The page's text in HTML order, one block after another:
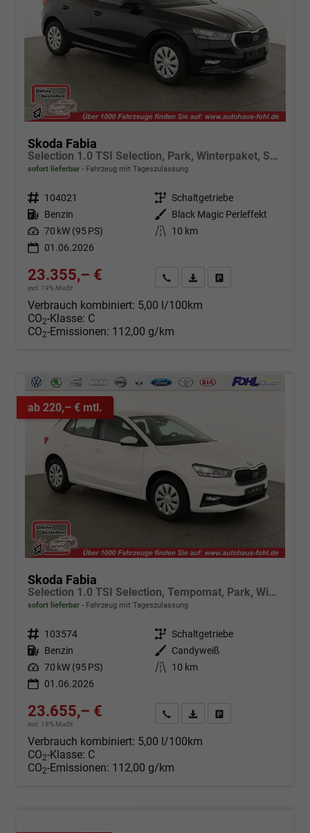
Skoda Fabia
Selection 1.0 TSI Selection, Park, Winterpaket, SmartLink, 4 J.-Garantie
sofort lieferbar Fahrzeug mit Tageszulassung
Fahrzeugnr. 104021 Getriebe Schaltgetriebe
Kraftstoff Benzin Außenfarbe
Black Magic Perleffekt
Leistung 70 kW (95 PS) Kilometerstand
10 km
01.06.2026
23.355,– €
incl. 19% MwSt.
Angebot anfordern
Fahrzeugexpose (PDF)
Verbrauch kombiniert: 5,00 l/100km
CO2-Klasse: C
CO2-Emissionen: 112,00 g/km
ab 220,– € mtl.
Skoda Fabia
Selection 1.0 TSI Selection, Tempomat, Park, Winterpaket, SmartLink, 4 J.-Garantie
sofort lieferbar Fahrzeug mit Tageszulassung
Fahrzeugnr. 103574 Getriebe Schaltgetriebe
Kraftstoff Benzin Außenfarbe
Candyweiß
Leistung 70 kW (95 PS) Kilometerstand
10 km
01.06.2026
23.655,– €
incl. 19% MwSt.
Angebot anfordern
Fahrzeugexpose (PDF)
Verbrauch kombiniert: 5,00 l/100km
CO2-Klasse: C
CO2-Emissionen: 112,00 g/km